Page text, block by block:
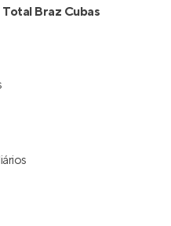
Total Braz Cubas